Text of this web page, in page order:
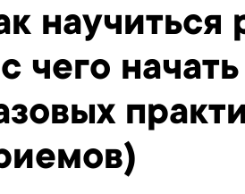
научиться
чего